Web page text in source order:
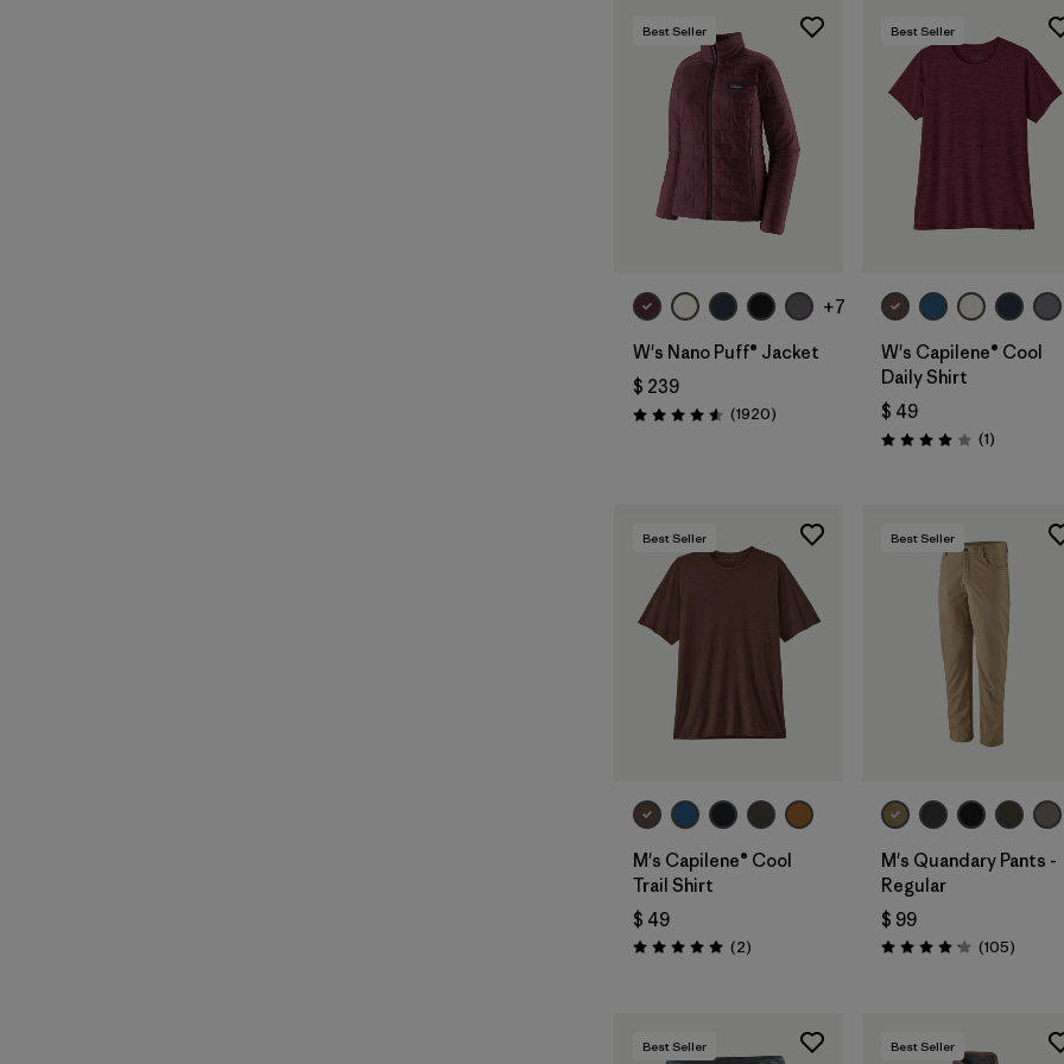
Best Seller
+7
W's Nano Puff® Jacket
$ 239
Valoración: 4.6 / 5
(1920Comentarios
)
Best Seller
W's Capilene® Cool
Daily Shirt
$ 49
Valoración: 4.0 / 5
(1)
Best Seller
M's Capilene® Cool
Trail Shirt
$ 49
Valoración: 5.0 / 5
(2Comentarios
)
Best Seller
M's Quandary Pants -
Regular
$ 99
Valoración: 4.2 / 5
(105)
Best Seller Best Seller